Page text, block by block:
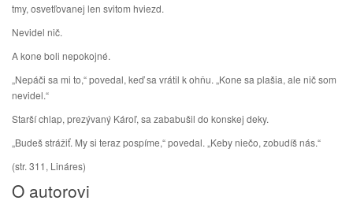
tmy, osvetľovanej len svitom hviezd.
Nevidel nič.
A kone boli nepokojné.
„Nepáči sa mi to,“ povedal, keď sa vrátil k ohňu. „Kone sa plašia, ale nič som
nevidel.“
Starší chlap, prezývaný Károľ, sa zababušil do konskej deky.
„Budeš strážiť. My si teraz pospíme,“ povedal. „Keby niečo, zobudíš nás.“
(str. 311, Lináres)
O autorovi